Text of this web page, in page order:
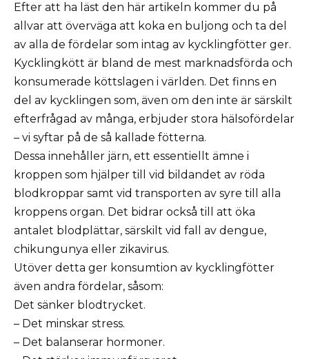
Efter att ha läst den här artikeln kommer du på
allvar att överväga att koka en buljong och ta del
av alla de fördelar som intag av kycklingfötter ger.
Kycklingkött är bland de mest marknadsförda och
konsumerade köttslagen i världen. Det finns en
del av kycklingen som, även om den inte är särskilt
efterfrågad av många, erbjuder stora hälsofördelar
– vi syftar på de så kallade fötterna.
Dessa innehåller järn, ett essentiellt ämne i
kroppen som hjälper till vid bildandet av röda
blodkroppar samt vid transporten av syre till alla
kroppens organ. Det bidrar också till att öka
antalet blodplättar, särskilt vid fall av dengue,
chikungunya eller zikavirus.
Utöver detta ger konsumtion av kycklingfötter
även andra fördelar, såsom:
Det sänker blodtrycket.
– Det minskar stress.
– Det balanserar hormoner.